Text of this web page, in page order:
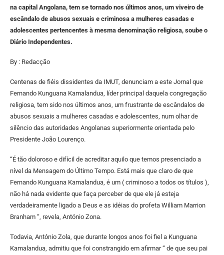
na capital Angolana, tem se tornado nos últimos anos, um viveiro de
escândalo de abusos sexuais e criminosa a mulheres casadas e
adolescentes pertencentes à mesma denominação religiosa, soube o
Diário Independentes.
By : Redacção
Centenas de fiéis dissidentes da IMUT, denunciam a este Jornal que
Fernando Kunguana Kamalandua, líder principal daquela congregação
religiosa, tem sido nos últimos anos, um frustrante de escândalos de
abusos sexuais a mulheres casadas e adolescentes, num olhar de
silêncio das autoridades Angolanas superiormente orientada pelo
Presidente João Lourenço.
“É tão doloroso e difícil de acreditar aquilo que temos presenciado a
nível da Mensagem do Último Tempo. Está mais que claro de que
Fernando Kunguana Kamalandua, é um ( criminoso a todos os títulos ),
não há nada evidente que faça perceber de que ele já esteja
verdadeiramente ligado a Deus e as idéias do profeta William Marrion
Branham “, revela, António Zona.
Todavia, António Zola, que durante longos anos foi fiel a Kunguana
Kamalandua, admitiu que foi constrangido em afirmar “ de que seu pai